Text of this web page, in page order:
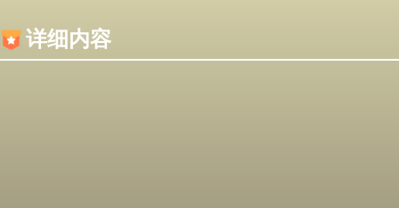
详细内容